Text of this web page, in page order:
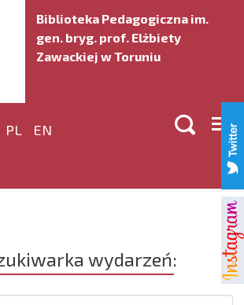
Biblioteka Pedagogiczna im.
gen. bryg. prof. Elżbiety
Zawackiej w Toruniu
PL EN 
wydarzeń: